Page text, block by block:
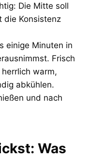
Die Mitte soll
die Konsistenz
einige Minuten in
Frisch
warm,
abkühlen.
und nach
Was